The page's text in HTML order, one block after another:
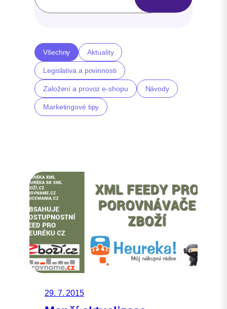
Všechny Aktuality
Legislativa a povinnosti
Založení a provoz e-shopu Návody
Marketingové tipy
29. 7. 2015